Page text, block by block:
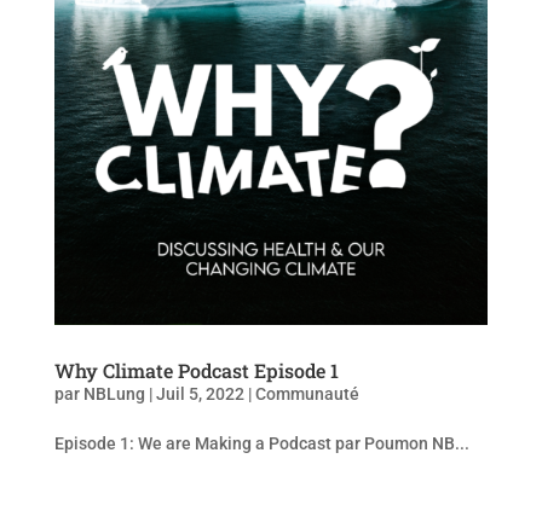
Why Climate Podcast Episode 1
par NBLung |Juil 5, 2022|Communauté
Episode 1: We are Making a Podcast par Poumon NB...